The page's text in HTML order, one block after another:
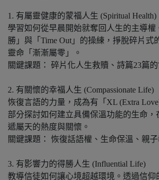
1. 有屬靈健康的蒙福人生 (Spiritual Health)
學習如何從早晨開始就奪回人生的主導權
勝」與「Time Out」的操練，掙脫碎片式
靈命「漸漸屬零」。
關鍵課題： 碎片化人生救贖、詩篇23篇的
2. 有關懷的幸福人生 (Compassionate Life)
恢復言語的力量，成為有「XL (Extra
部分探討如何建立具備保溫功能的生命，
遞屬天的熱度與關懷。
關鍵課題： 恢復話語權、生命保溫、親子
3. 有影響力的得勝人生 (Influential Life)
教導信徒如何讓心境超越環境。透過信仰